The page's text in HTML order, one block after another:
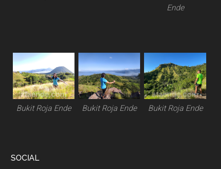
Ende
Bukit Roja Ende Bukit Roja Ende Bukit Roja Ende
SOCIAL